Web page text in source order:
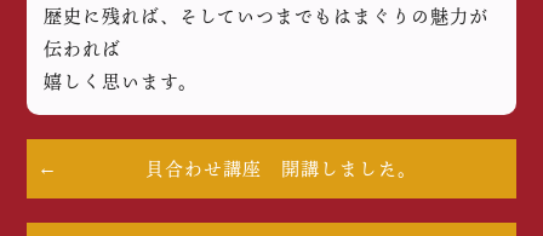
歴史に残れば、そしていつまでもはまぐりの魅力が
伝われば
嬉しく思います。
貝合わせ講座 開講しました。